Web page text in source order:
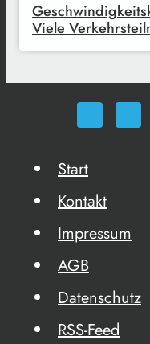
Viele
Start
Kontakt
Impressum
AGB
Datenschutz
RSS-Feed